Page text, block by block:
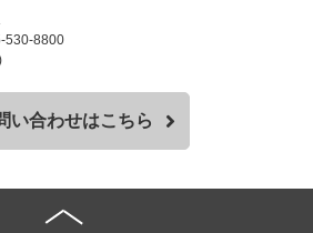
530-8800
い合わせはこちら